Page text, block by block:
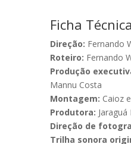
Ficha Técnica
Direção: Fernando
Roteiro: Fernando
Produção
Mannu Costa
Montagem: Caioz
Produtora:
Direção de
Trilha sonora